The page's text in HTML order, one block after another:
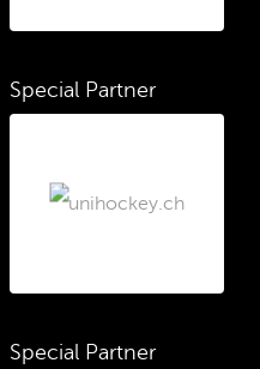
Special Partner
Special Partner